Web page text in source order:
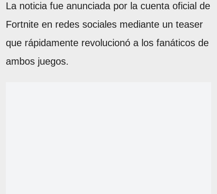
La noticia fue anunciada por la cuenta oficial de
Fortnite en redes sociales mediante un teaser
que rápidamente revolucionó a los fanáticos de
ambos juegos.